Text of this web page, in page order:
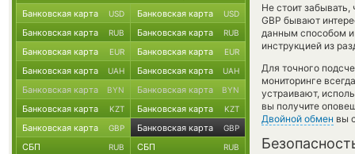
Не стоит
GBP бывают
данным способом и
инструкцией из
Для точного
мониторинге
устраивают,
вы получите
Двойной обмен вы
Банковская карта USD Банковская карта USD
Банковская карта RUB Банковская карта RUB
Банковская карта EUR Банковская карта EUR
Банковская карта UAH Банковская карта UAH
Банковская карта BYN Банковская карта BYN
Банковская карта KZT Банковская карта KZT
Банковская карта GBP Банковская карта GBP
СБП RUB СБП RUB